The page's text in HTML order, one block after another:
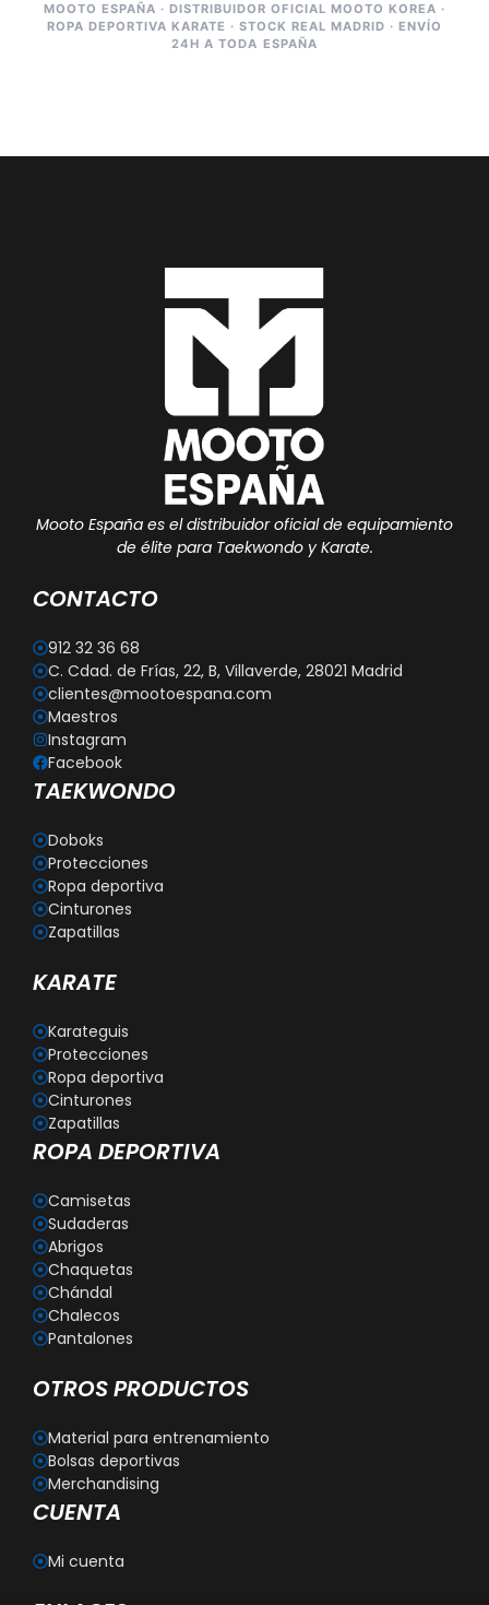
MOOTO ESPAÑA · DISTRIBUIDOR OFICIAL MOOTO KOREA ·
ROPA DEPORTIVA KARATE · STOCK REAL MADRID · ENVÍO
24H A TODA ESPAÑA
Mooto España es el distribuidor oficial de equipamiento
de élite para Taekwondo y Karate.
CONTACTO
912 32 36 68
C. Cdad. de Frías, 22, B, Villaverde, 28021 Madrid
clientes@mootoespana.com
Maestros
Instagram
Facebook
TAEKWONDO
Doboks
Protecciones
Ropa deportiva
Cinturones
Zapatillas
KARATE
Karateguis
Protecciones
Ropa deportiva
Cinturones
Zapatillas
ROPA DEPORTIVA
Camisetas
Sudaderas
Abrigos
Chaquetas
Chándal
Chalecos
Pantalones
OTROS PRODUCTOS
Material para entrenamiento
Bolsas deportivas
Merchandising
CUENTA
Mi cuenta